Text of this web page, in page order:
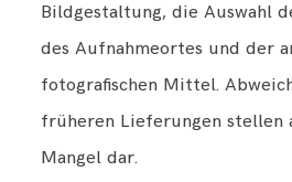
Bildgestaltung, die Auswahl
des Aufnahmeortes und der
fotografischen Mittel.
früheren Lieferungen stellen
Mangel dar.